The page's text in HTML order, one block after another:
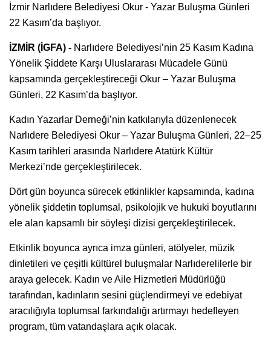
İzmir Narlıdere Belediyesi Okur - Yazar Buluşma Günleri
22 Kasım’da başlıyor.
İZMİR (İGFA) - Narlıdere Belediyesi’nin 25 Kasım Kadına
Yönelik Şiddete Karşı Uluslararası Mücadele Günü
kapsamında gerçekleştireceği Okur – Yazar Buluşma
Günleri, 22 Kasım’da başlıyor.
Kadın Yazarlar Derneği’nin katkılarıyla düzenlenecek
Narlıdere Belediyesi Okur – Yazar Buluşma Günleri, 22–25
Kasım tarihleri arasında Narlıdere Atatürk Kültür
Merkezi’nde gerçekleştirilecek.
Dört gün boyunca sürecek etkinlikler kapsamında, kadına
yönelik şiddetin toplumsal, psikolojik ve hukuki boyutlarını
ele alan kapsamlı bir söyleşi dizisi gerçekleştirilecek.
Etkinlik boyunca ayrıca imza günleri, atölyeler, müzik
dinletileri ve çeşitli kültürel buluşmalar Narlıderelilerle bir
araya gelecek. Kadın ve Aile Hizmetleri Müdürlüğü
tarafından, kadınların sesini güçlendirmeyi ve edebiyat
aracılığıyla toplumsal farkındalığı artırmayı hedefleyen
program, tüm vatandaşlara açık olacak.